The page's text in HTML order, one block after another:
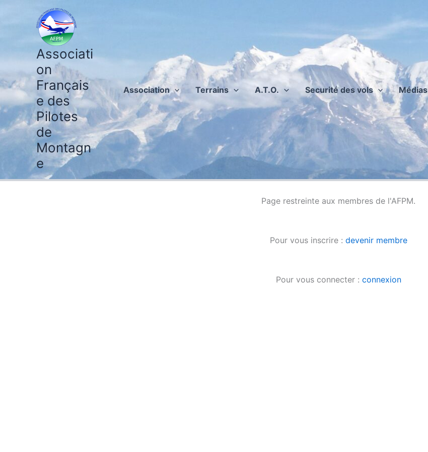
Associati
on
Français
e des
Pilotes
de
Montagn
e
Association Terrains A.T.O. Securité des vols Médias
Page restreinte aux membres de l'AFPM.
Pour vous inscrire : devenir membre
Pour vous connecter : connexion